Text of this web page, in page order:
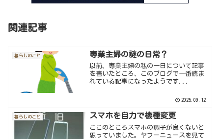
関連記事
暮らしのこと 専業主婦の謎の日常？
以前、専業主婦の私の一日について記事
を書いたところ、このブログで一番読ま
れている記事になったようです...
2025.09.12
暮らしのこと スマホを自力で機種変更
ここのところスマホの調子が良くないと
思っていました。ヤフーニュースを見て